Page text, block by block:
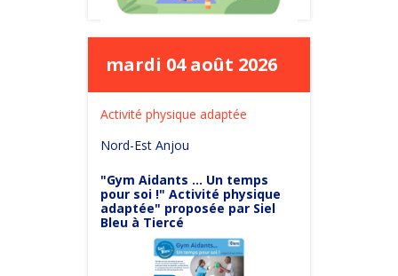
mardi 04 août 2026
Activité physique adaptée
Nord-Est Anjou
"Gym Aidants ... Un temps
pour soi !" Activité physique
adaptée" proposée par Siel
Bleu à Tiercé